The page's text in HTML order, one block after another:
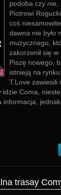
podoba czy nie,
Piotrowi
coś
dawna nie było
muzycznego,
zakorzenił się w
Piszę nowego,
istnieją na
T.Love zawiesili
idzie Coma,
informacja,
trasay